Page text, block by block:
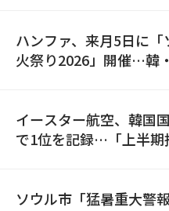
ハンファ、来月5日に
火祭り2026」開催…韓
イースター航空、韓国
で1位を記録…「上半期
ソウル市「猛暑重大警